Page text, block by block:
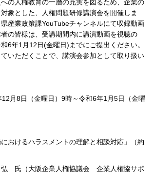
の人権教育の一層の充実を図るため、企業の
象とした、人権問題研修講演会を開催しま
産業政策課YouTubeチャンネルにて収録動画
の皆様は、受講期間内に講演動画を視聴の
6年1月12日(金曜日)までにご提出ください。
いただくことで、講演会参加として取り扱い
月8日（金曜日）9時～令和6年1月5日（金曜
おけるハラスメントの理解と相談対応」（約
氏（大阪企業人権協議会 企業人権協サポ